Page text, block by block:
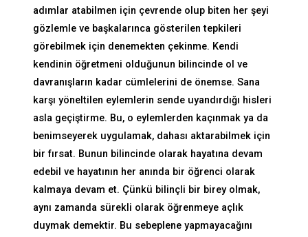
adımlar atabilmen için çevrende olup biten her şeyi
gözlemle ve başkalarınca gösterilen tepkileri
görebilmek için denemekten çekinme. Kendi
kendinin öğretmeni olduğunun bilincinde ol ve
davranışların kadar cümlelerini de önemse. Sana
karşı yöneltilen eylemlerin sende uyandırdığı hisleri
asla geçiştirme. Bu, o eylemlerden kaçınmak ya da
benimseyerek uygulamak, dahası aktarabilmek için
bir fırsat. Bunun bilincinde olarak hayatına devam
edebil ve hayatının her anında bir öğrenci olarak
kalmaya devam et. Çünkü bilinçli bir birey olmak,
aynı zamanda sürekli olarak öğrenmeye açlık
duymak demektir. Bu sebeplene yapmayacağını